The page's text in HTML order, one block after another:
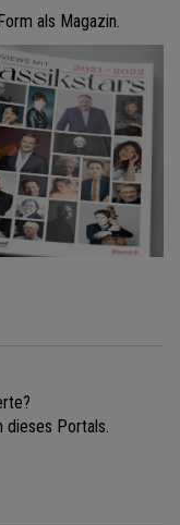
als Magazin.
dieses Portals.